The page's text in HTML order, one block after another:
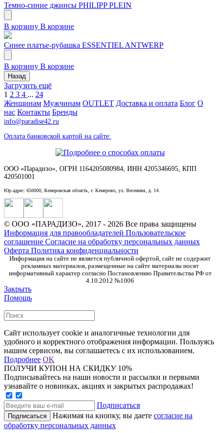
Темно-синие джинсы PHILIPP PLEIN
В корзину В корзине
Синее платье-рубашка ESSENTIEL ANTWERP
В корзину В корзине
Назад
Загрузить ещё
1 2 3 4 ... 24
Женщинам Мужчинам OUTLET Доставка и оплата Блог О
нас Контакты Бренды
info@paradise42.ru
Оплата банковской картой на сайте:
ООО «Парадизо», ОГРН 1164205080984, ИНН 4205346695, КПП
420501001
Юр.адрес: 650000, Кемеровская область, г. Кемерово, ул. Весенняя, д. 14.
© ООО «ПАРАДИЗО», 2017 - 2026 Все права защищены
Информация для правообладателей Пользовательское
соглашение Согласие на обработку персональных данных
Оферта Политика конфиденциальности
Информация на сайте не является публичной офертой, сайт не содержит
рекламных материалов, размещенные на сайте материалы носят
информативный характер согласно Постановлению Правительства РФ от
4.10.2012 №1006
Закрыть
Помощь
Сайт использует cookie и аналогичные технологии для
удобного и корректного отображения информации. Пользуясь
нашим сервисом, вы соглашаетесь с их использованием.
Подробнее OK
ПОЛУЧИ КУПОН НА СКИДКУ 10%
Подписывайтесь на наши новости и рассылки и первыми
узнавайте о новинках, акциях и закрытых распродажах!
Подписаться
Нажимая на кнопку, вы даете согласие на
обработку персональных данных